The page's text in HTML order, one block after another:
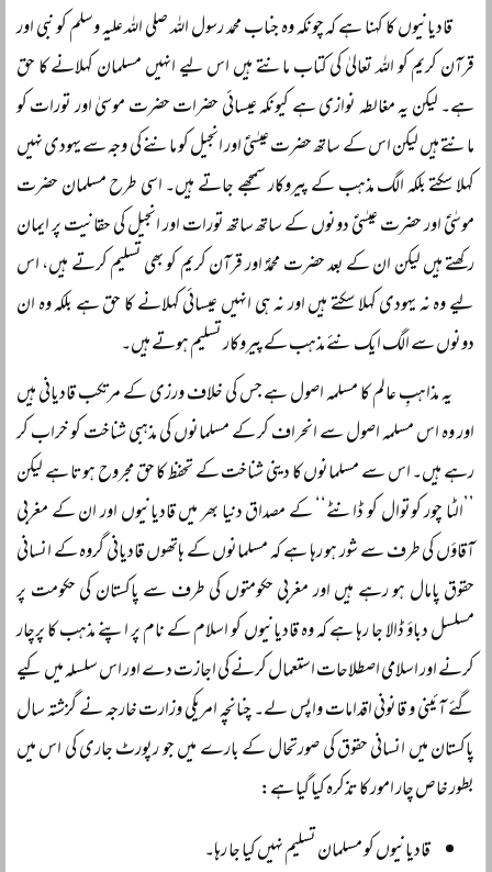
قادیانیوں کا کہنا ہے کہ چونکہ وہ جناب محمد رسول اللہ صلی اللہ علیہ وسلم کو نبی اور
قرآن کریم کو اللہ تعالیٰ کی کتاب مانتے ہیں اس لیے انہیں مسلمان کہلانے کا حق
ہے۔ لیکن یہ مغالطہ نوازی ہے کیونکہ عیسائی حضرات حضرت موسیٰ اور تورات کو
مانتے ہیں لیکن اس کے ساتھ حضرت عیسٰیؑ اور انجیل کو ماننے کی وجہ سے یہودی نہیں
کہلا سکتے بلکہ الگ مذہب کے پیروکار سمجھے جاتے ہیں۔ اسی طرح مسلمان حضرت
موسٰیؑ اور حضرت عیسٰیؑ دونوں کے ساتھ ساتھ تورات اور انجیل کی حقانیت پر ایمان
رکھتے ہیں لیکن ان کے بعد حضرت محمدؐ اور قرآن کریم کو بھی تسلیم کرتے ہیں، اس
لیے وہ نہ یہودی کہلا سکتے ہیں اور نہ ہی انہیں عیسائی کہلانے کا حق ہے بلکہ وہ ان
دونوں سے الگ ایک نئے مذہب کے پیروکار تسلیم ہوتے ہیں۔
یہ مذاہبِ عالم کا مسلمہ اصول ہے جس کی خلاف ورزی کے مرتکب قادیانی ہیں
اور وہ اس مسلمہ اصول سے انحراف کر کے مسلمانوں کی مذہبی شناخت کو خراب کر
رہے ہیں۔ اس سے مسلمانوں کا دینی شناخت کے تحفظ کا حق مجروح ہوتا ہے لیکن
’’الٹا چور کوتوال کو ڈانٹے‘‘ کے مصداق دنیا بھر میں قادیانیوں اور ان کے مغربی
آقاؤں کی طرف سے شور ہو رہا ہے کہ مسلمانوں کے ہاتھوں قادیانی گروہ کے انسانی
حقوق پامال ہو رہے ہیں اور مغربی حکومتوں کی طرف سے پاکستان کی حکومت پر
مسلسل دباؤ ڈالا جا رہا ہے کہ وہ قادیانیوں کو اسلام کے نام پر اپنے مذہب کا پرچار
کرنے اور اسلامی اصطلاحات استعمال کرنے کی اجازت دے اور اس سلسلہ میں کیے
گئے آئینی و قانونی اقدامات واپس لے۔ چنانچہ امریکی وزارت خارجہ نے گزشتہ سال
پاکستان میں انسانی حقوق کی صورتحال کے بارے میں جو رپورٹ جاری کی اس میں
بطور خاص چار امور کا تذکرہ کیا گیا ہے:
قادیانیوں کو مسلمان تسلیم نہیں کیا جا رہا۔